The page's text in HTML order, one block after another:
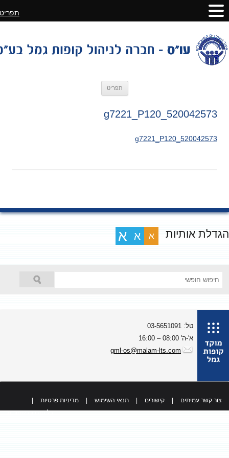
תפריט
520042573_g7221_P120
520042573_g7221_P120
אותיות א א א
טל: 03-5651091
א'-ה' 08:00 – 16:00
gml-os@malam-lts.com
צור קשר עמיתים קישורים תנאי השימוש מדיניות פרטיות
כל הזכויות שמורות
תפריט